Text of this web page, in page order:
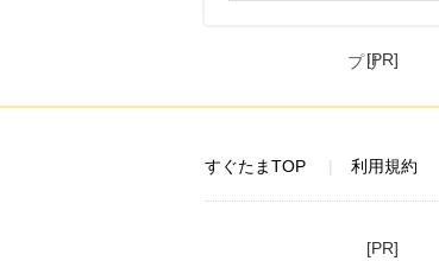
[PR]
すぐたまTOP 利用規約
[PR]